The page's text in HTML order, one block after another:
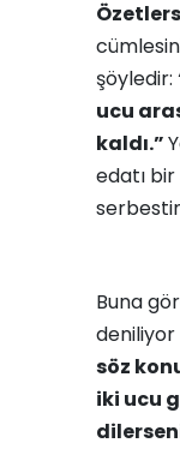
şöyledir:
ucu
kaldı.”
edatı
Buna
deniliyor
söz
iki ucu